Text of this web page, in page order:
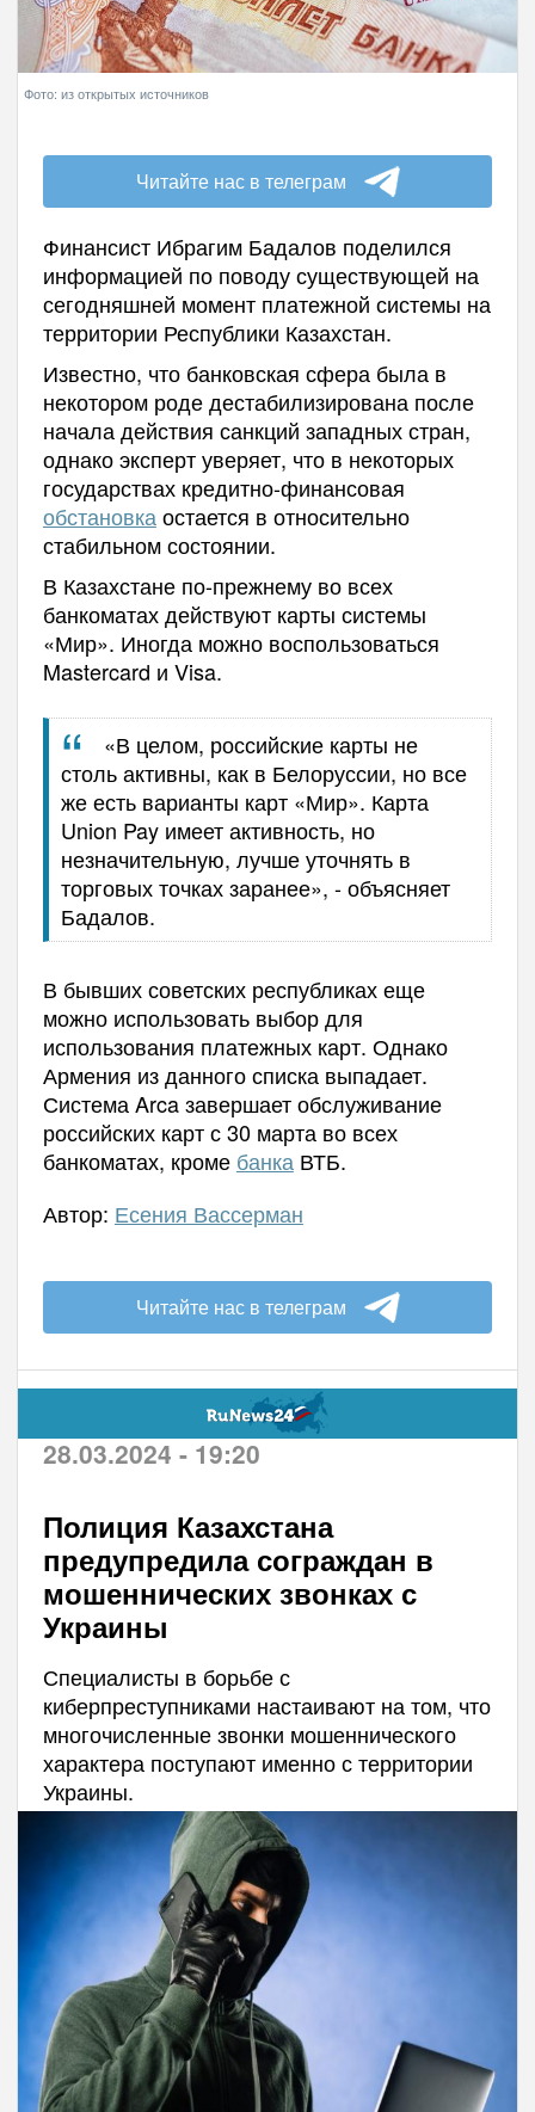
Фото: из открытых источников
Читайте нас в телеграм
Финансист Ибрагим Бадалов поделился
информацией по поводу существующей на
сегодняшней момент платежной системы на
территории Республики Казахстан.
Известно, что банковская сфера была в
некотором роде дестабилизирована после
начала действия санкций западных стран,
однако эксперт уверяет, что в некоторых
государствах кредитно-финансовая
обстановкаостается в относительно
стабильном состоянии.
В Казахстане по-прежнему во всех
банкоматах действуют карты системы
«Мир». Иногда можно воспользоваться
Mastercard и Visa.
«В целом, российские карты не
столь активны, как в Белоруссии, но все
же есть варианты карт «Мир». Карта
Union Pay имеет активность, но
незначительную, лучше уточнять в
торговых точках заранее», - объясняет
Бадалов.
В бывших советских республиках еще
можно использовать выбор для
использования платежных карт. Однако
Армения из данного списка выпадает.
Система Arca завершает обслуживание
российских карт с 30 марта во всех
банкоматах, кроме банкаВТБ.
Автор: Есения Вассерман
Читайте нас в телеграм
28.03.2024 - 19:20
Полиция Казахстана
предупредила сограждан в
мошеннических звонках с
Украины
Специалисты в борьбе с
киберпреступниками настаивают на том, что
многочисленные звонки мошеннического
характера поступают именно с территории
Украины.